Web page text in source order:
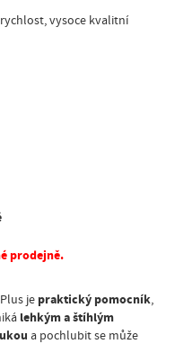
vysoce kvalitní
prodejně.
je praktický pomocník,
lehkým a štíhlým
a pochlubit se může